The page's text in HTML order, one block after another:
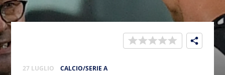
27 LUGLIO CALCIO/SERIE A